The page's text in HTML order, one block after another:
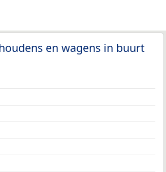
en wagens in buurt